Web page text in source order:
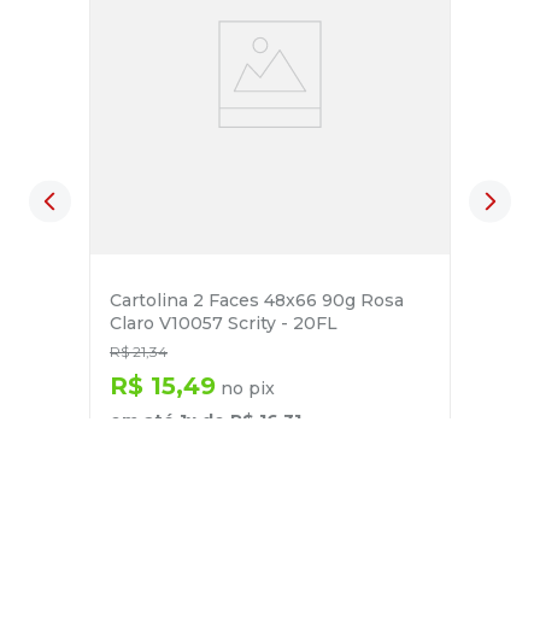
Cartolina 2 Faces 48x66 90g Rosa
Claro V10057 Scrity - 20FL
R$ 21,34
R$ 15,49 no pix
em até 1x de R$ 16 31